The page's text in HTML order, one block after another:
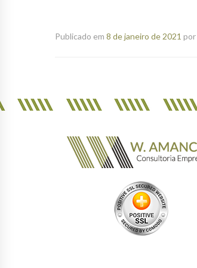
Publicado em 8 de janeiro de 2021 por